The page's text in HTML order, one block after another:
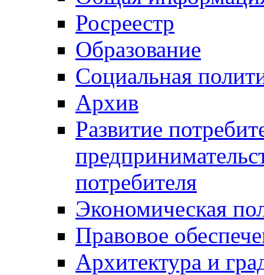
Росреестр
Образование
Социальная
Архив
Развитие
потребителя
Экономическая
Правовое
Архитектура и